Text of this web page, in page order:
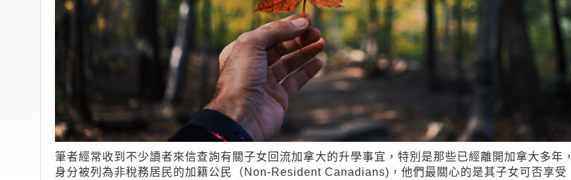
筆者經常收到不少讀者來信查詢有關子女回流加拿大的升學事宜，特別是那些已經離開加拿大多年，
身分被列為非稅務居民的加籍公民（Non-Resident Canadians)，他們最關心的是其子女可否享受